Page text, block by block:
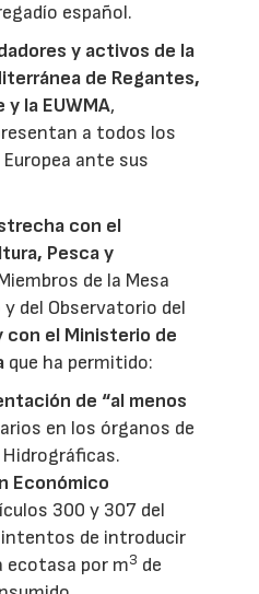
español.
y activos de la
de Regantes,
y la EUWMA,
a todos los
ante sus
con el
Pesca y
de la Mesa
del Observatorio del
con el Ministerio de
que ha permitido:
de “al menos
en los órganos de
Económico
300 y 307 del
intentos de introducir
ecotasa por m3 de